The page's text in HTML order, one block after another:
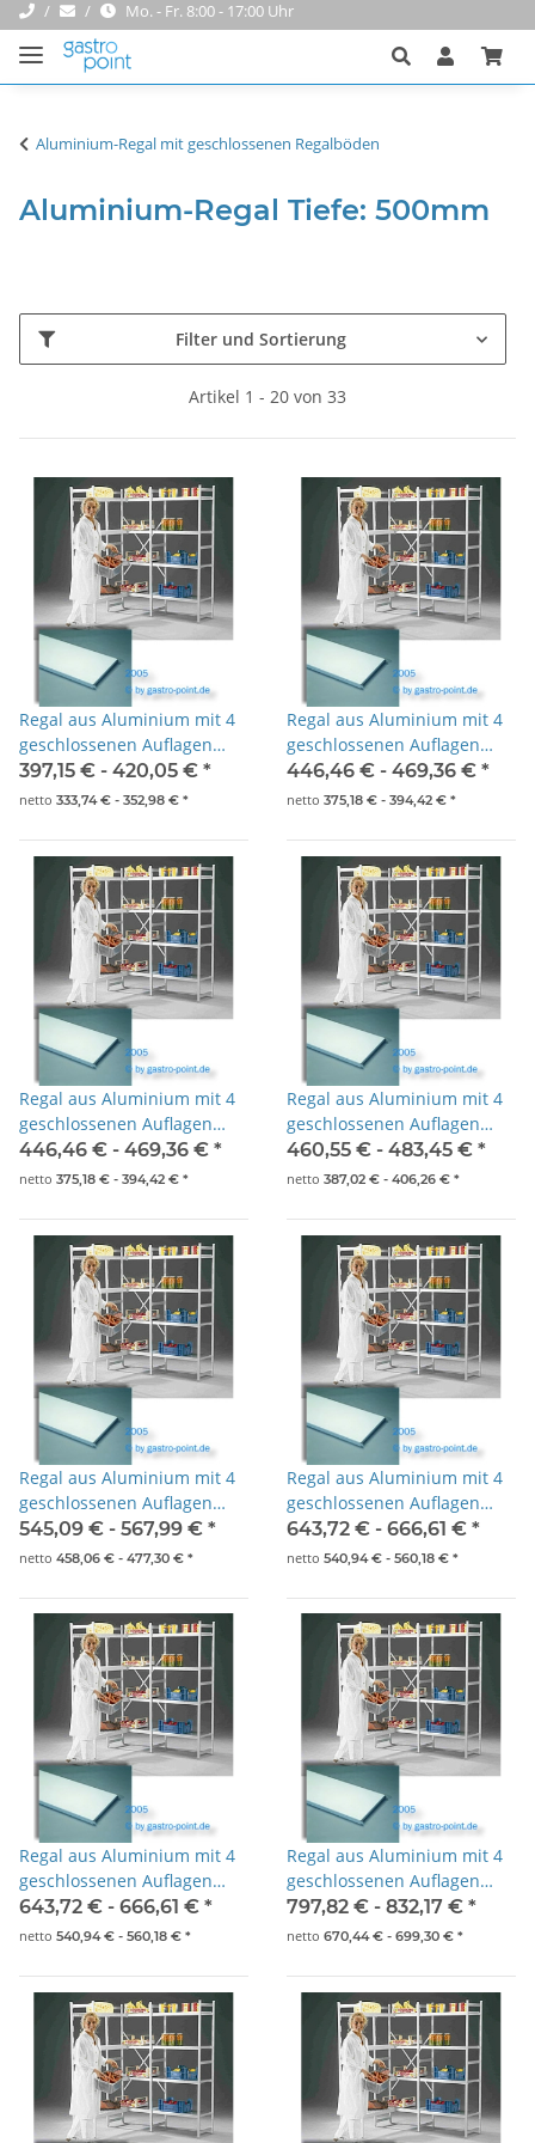
Mo. - Fr. 8:00 - 17:00 Uhr
Aluminium-Regal mit geschlossenen Regalböden
Aluminium-Regal Tiefe: 500mm
Filter und Sortierung
Artikel 1 - 20 von 33
Regal aus Aluminium mit 4
geschlossenen Auflagen
600x500x1800mm
397,15 € - 420,05 € *
netto 333,74 € - 352,98 € *
Regal aus Aluminium mit 4
geschlossenen Auflagen
800x500x1800mm
446,46 € - 469,36 € *
netto 375,18 € - 394,42 € *
Regal aus Aluminium mit 4
geschlossenen Auflagen
900x500x1800mm
446,46 € - 469,36 € *
netto 375,18 € - 394,42 € *
Regal aus Aluminium mit 4
geschlossenen Auflagen
1000x500x1800mm
460,55 € - 483,45 € *
netto 387,02 € - 406,26 € *
Regal aus Aluminium mit 4
geschlossenen Auflagen
1200x500x1800mm
545,09 € - 567,99 € *
netto 458,06 € - 477,30 € *
Regal aus Aluminium mit 4
geschlossenen Auflagen
1400x500x1800mm
643,72 € - 666,61 € *
netto 540,94 € - 560,18 € *
Regal aus Aluminium mit 4
geschlossenen Auflagen
1500x500x1800mm
643,72 € - 666,61 € *
netto 540,94 € - 560,18 € *
Regal aus Aluminium mit 4
geschlossenen Auflagen
1575x500x1800mm
797,82 € - 832,17 € *
netto 670,44 € - 699,30 € *